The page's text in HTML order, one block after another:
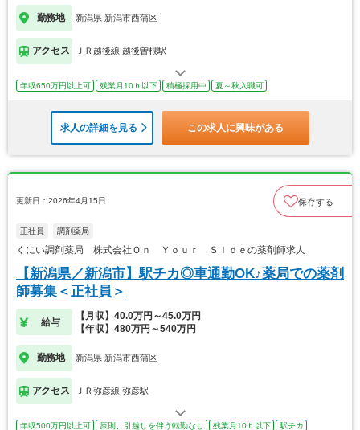
勤務地 新潟県 新潟市西蒲区
アクセス ＪＲ越後線 越後曽根駅
年収650万円以上可 残業月10ｈ以下 積極採用中 夏～秋入職可
求人の詳細を見る この求人に興味がある
更新日：2026年4月15日 保存する
正社員 調剤薬局
くにい調剤薬局 株式会社Ｏｎ Ｙｏｕｒ Ｓｉｄｅの薬剤師求人
【新潟県／新潟市】駅チカ◎車通勤OK♪薬局での薬剤
師募集＜正社員＞
給与
【月収】40.0万円～45.0万円
【年収】480万円～540万円
勤務地 新潟県 新潟市西蒲区
アクセス ＪＲ弥彦線 弥彦駅
年収500万円以上可 原則、引越しを伴う転勤なし 残業月10ｈ以下 駅チカ